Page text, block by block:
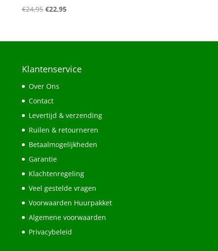
€24,95 Oorspronkelijke
€24,95.
€22,95Huidige
€22,95.
Klantenservice
Over Ons
Contact
Levertijd & verzending
Ruilen & retourneren
Betaalmogelijkheden
Garantie
Klachtenregeling
Veel gestelde vragen
Voorwaarden Huurpakket
Algemene voorwaarden
Privacybeleid